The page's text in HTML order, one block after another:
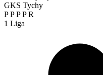
GKS Tychy
PPPPR
1 Liga